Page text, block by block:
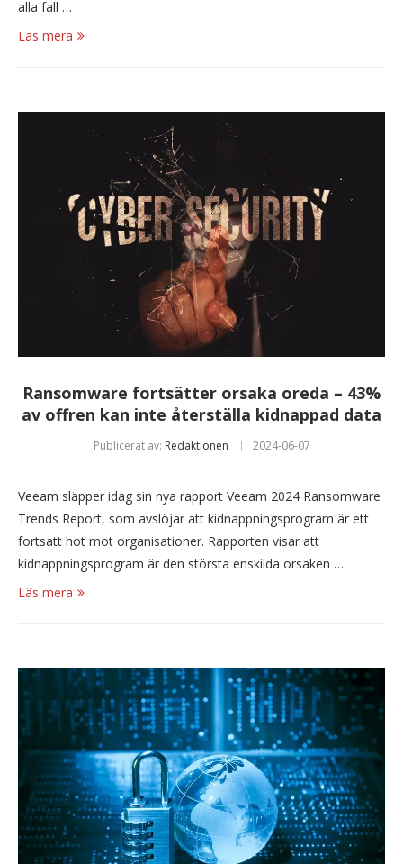
alla fall …
Läs mera
Ransomware fortsätter orsaka oreda – 43%
av offren kan inte återställa kidnappad data
Publicerat av: Redaktionen 2024-06-07
Veeam släpper idag sin nya rapport Veeam 2024 Ransomware
Trends Report, som avslöjar att kidnappningsprogram är ett
fortsatt hot mot organisationer. Rapporten visar att
kidnappningsprogram är den största enskilda orsaken …
Läs mera